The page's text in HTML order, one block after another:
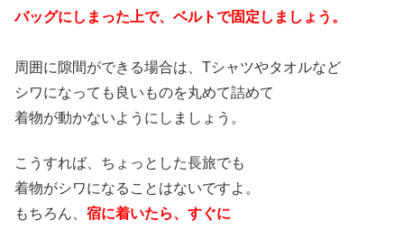
バッグにしまった上で、ベルトで固定しましょう。
周囲に隙間ができる場合は、Tシャツやタオルなど
シワになっても良いものを丸めて詰めて
着物が動かないようにしましょう。
こうすれば、ちょっとした長旅でも
着物がシワになることはないですよ。
もちろん、 宿に着いたら、すぐに